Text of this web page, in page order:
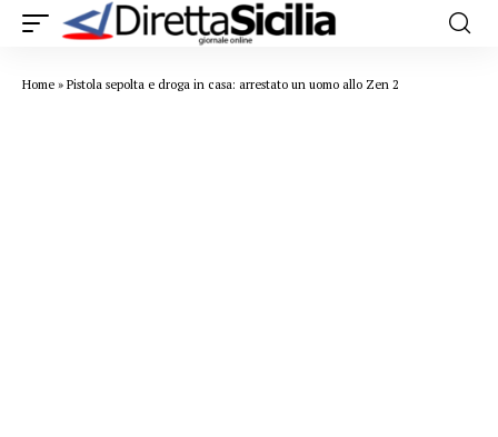
Home » Pistola sepolta e droga in casa: arrestato un uomo allo Zen 2